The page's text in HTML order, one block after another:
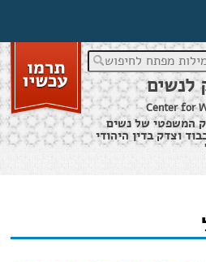
מפתח לחיפוש
לנשים
Center for
המשפטי של נשים
וצדק בדין היהודי